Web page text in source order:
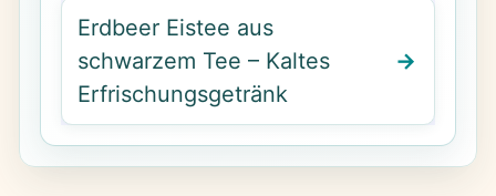
Erdbeer Eistee aus
schwarzem Tee – Kaltes
Erfrischungsgetränk